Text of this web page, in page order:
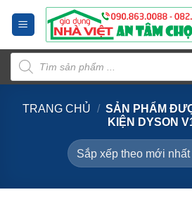
dung
Tìm
kiếm
sản
phẩm
TRANG CHỦ / SẢN PHẨM
KIỆN DYSON